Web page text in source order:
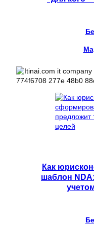
Как
шаблон